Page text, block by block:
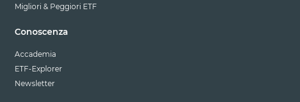
Migliori & Peggiori ETF
Conoscenza
Accademia
ETF-Explorer
Newsletter